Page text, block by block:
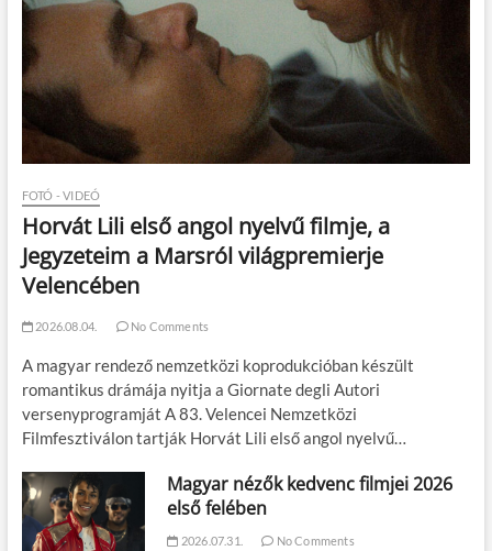
FOTÓ - VIDEÓ
Horvát Lili első angol nyelvű filmje, a
Jegyzeteim a Marsról világpremierje
Velencében
2026.08.04. No Comments
A magyar rendező nemzetközi koprodukcióban készült
romantikus drámája nyitja a Giornate degli Autori
versenyprogramját A 83. Velencei Nemzetközi
Filmfesztiválon tartják Horvát Lili első angol nyelvű…
Magyar nézők kedvenc filmjei 2026
első felében
2026.07.31. No Comments